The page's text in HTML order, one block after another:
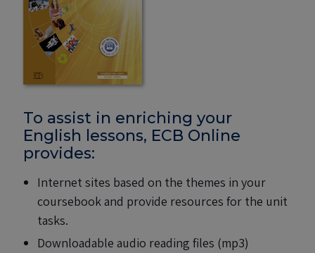
To assist in enriching your
English lessons, ECB Online
provides:
Internet sites based on the themes in your
coursebook and provide resources for the unit
tasks.
Downloadable audio reading files (mp3)